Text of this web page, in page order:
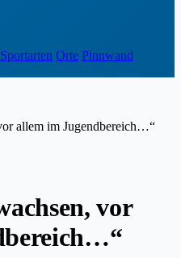
Sportarten Orte Pinnwand
allem im Jugendbereich…“
vor